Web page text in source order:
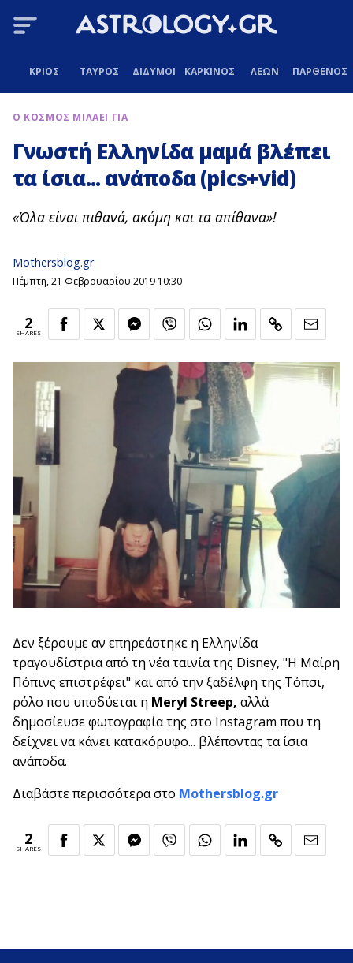
ΚΡΙΟΣ ΤΑΥΡΟΣ ΔΙΔΥΜΟΙ ΚΑΡΚΙΝΟΣ ΛΕΩΝ ΠΑΡΘΕΝΟΣ
Ο ΚΟΣΜΟΣ ΜΙΛΑΕΙ ΓΙΑ
Γνωστή Ελληνίδα μαμά βλέπει
τα ίσια... ανάποδα (pics+vid)
«Όλα είναι πιθανά, ακόμη και τα απίθανα»!
Mothersblog.gr
Πέμπτη, 21 Φεβρουαρίου 2019 10:30
2
SHARES
Δεν ξέρουμε αν επηρεάστηκε η Ελληνίδα
τραγουδίστρια από τη νέα ταινία της Disney, "H Μαίρη
Πόπινς επιστρέφει" και από την ξαδέλφη της Τόπσι,
ρόλο που υποδύεται η Meryl Streep, αλλά
δημοσίευσε φωτογραφία της στο Instagram που τη
δείχνει να κάνει κατακόρυφο... βλέποντας τα ίσια
ανάποδα.
Διαβάστε περισσότερα στο Mothersblog.gr
2
SHARES